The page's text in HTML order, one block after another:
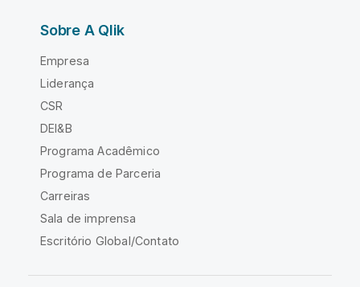
Sobre A Qlik
Empresa
Liderança
CSR
DEI&B
Programa Acadêmico
Programa de Parceria
Carreiras
Sala de imprensa
Escritório Global/Contato